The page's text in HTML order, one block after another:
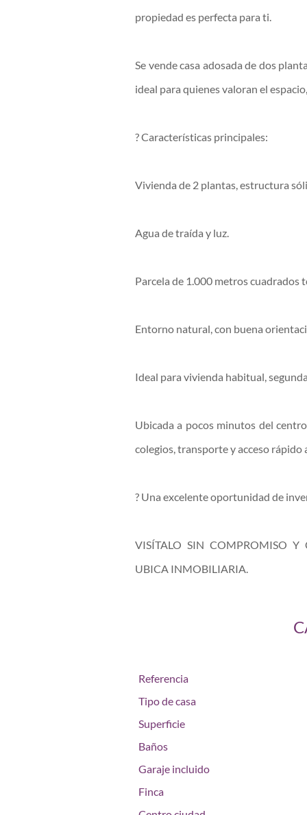
propiedad es perfecta para ti.
Se vende casa adosada de dos
ideal para quienes valoran el
? Características principales:
Vivienda de 2 plantas, estructura
Agua de traída y luz.
Parcela de 1.000 metros cuadrados
Entorno natural, con buena
Ideal para vivienda habitual,
Ubicada a pocos minutos del
colegios, transporte y acceso rápido
? Una excelente oportunidad de
VISÍTALO SIN COMPROMISO Y
UBICA INMOBILIARIA.
Referencia
Tipo de casa
Superficie
Baños
Garaje incluido
Finca